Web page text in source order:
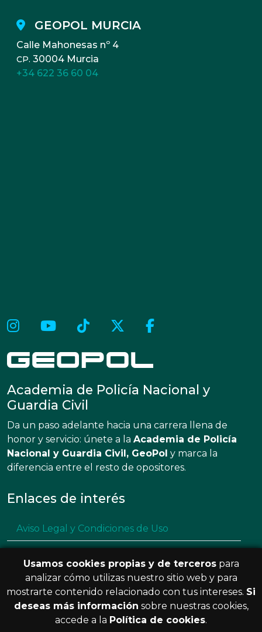
GEOPOL MURCIA
Calle Mahonesas nº 4
CP. 30004 Murcia
+34 622 36 60 04
Academia de Policía Nacional y
Guardia Civil
Da un paso adelante hacia una carrera llena de
honor y servicio: únete a la Academia de Policía
Nacional y Guardia Civil, GeoPol y marca la
diferencia entre el resto de opositores.
Enlaces de interés
Aviso Legal y Condiciones de Uso
Política de cookies
Resolución de litigios en línea
Usamos cookies propias y de tercerospara
analizar cómo utilizas nuestro sitio web y para
mostrarte contenido relacionado con tus intereses. Si
deseas más información sobre nuestras cookies,
accede a la Política de cookies.